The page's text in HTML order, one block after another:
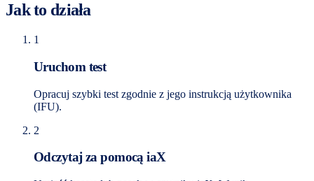
Jak to działa
1
Uruchom test
Opracuj szybki test zgodnie z jego instrukcją użytkownika
(IFU).
2
Odczytaj za pomocą iaX